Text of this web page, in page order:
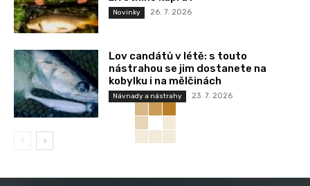
Novinky 26. 7. 2026
Lov candátů v létě: s touto
nástrahou se jim dostanete na
kobylku i na mělčinách
Návnady a nástrahy 23. 7. 2026